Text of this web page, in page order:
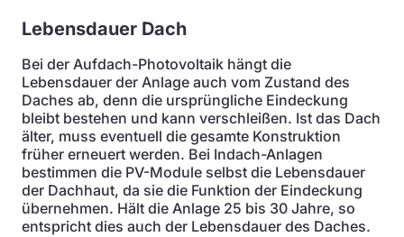
Lebensdauer Dach
Bei der Aufdach-Photovoltaik hängt die
Lebensdauer der Anlage auch vom Zustand des
Daches ab, denn die ursprüngliche Eindeckung
bleibt bestehen und kann verschleißen. Ist das Dach
älter, muss eventuell die gesamte Konstruktion
früher erneuert werden. Bei Indach-Anlagen
bestimmen die PV-Module selbst die Lebensdauer
der Dachhaut, da sie die Funktion der Eindeckung
übernehmen. Hält die Anlage 25 bis 30 Jahre, so
entspricht dies auch der Lebensdauer des Daches.